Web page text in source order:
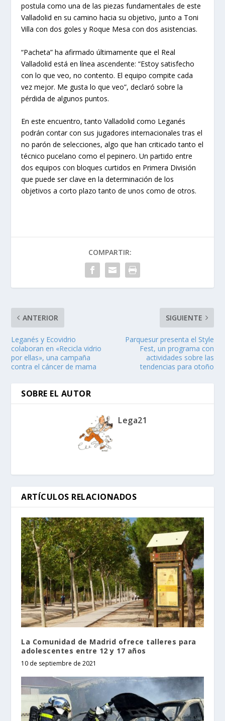
postula como una de las piezas fundamentales de este
Valladolid en su camino hacia su objetivo, junto a Toni
Villa con dos goles y Roque Mesa con dos asistencias.
“Pacheta” ha afirmado últimamente que el Real
Valladolid está en línea ascendente: “Estoy satisfecho
con lo que veo, no contento. El equipo compite cada
vez mejor. Me gusta lo que veo”, declaró sobre la
pérdida de algunos puntos.
En este encuentro, tanto Valladolid como Leganés
podrán contar con sus jugadores internacionales tras el
no parón de selecciones, algo que han criticado tanto el
técnico pucelano como el pepinero. Un partido entre
dos equipos con bloques curtidos en Primera División
que puede ser clave en la determinación de los
objetivos a corto plazo tanto de unos como de otros.
COMPARTIR:
ANTERIOR
Leganés y Ecovidrio
colaboran en «Recicla vidrio
por ellas», una campaña
contra el cáncer de mama
SIGUIENTE
Parquesur presenta el Style
Fest, un programa con
actividades sobre las
tendencias para otoño
SOBRE EL AUTOR
Lega21
ARTÍCULOS RELACIONADOS
La Comunidad de Madrid ofrece talleres para
adolescentes entre 12 y 17 años
10 de septiembre de 2021